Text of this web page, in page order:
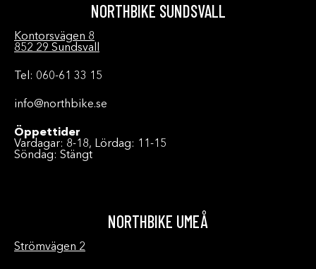
NORTHBIKE SUNDSVALL
Kontorsvägen 8
852 29 Sundsvall
Tel: 060-61 33 15
info@northbike.se
Öppettider
Vardagar: 8-18, Lördag: 11-15
Söndag: Stängt
NORTHBIKE UMEÅ
Strömvägen 2